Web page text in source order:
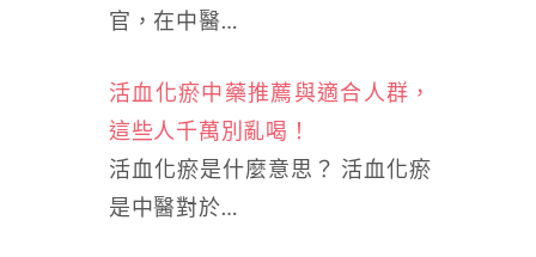
官，在中醫…
活血化瘀中藥推薦與適合人群，
這些人千萬別亂喝！
活血化瘀是什麼意思？ 活血化瘀
是中醫對於…